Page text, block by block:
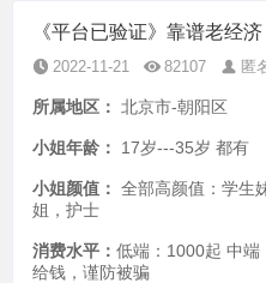
2022-11-21 82107 匿
所属地区： 北京市-朝阳区
小姐年龄： 17岁---35岁 都有
小姐颜值： 全部高颜值：学生
姐，护士
消费水平： 低端：1000起 中
给钱，谨防被骗